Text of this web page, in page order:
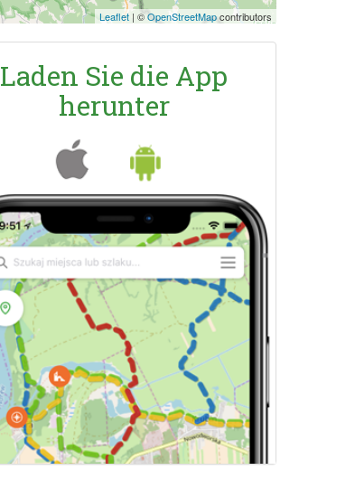
Leaflet | ©OpenStreetMapcontributors
Laden Sie die App
herunter